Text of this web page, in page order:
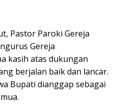
Pastor Paroki Gereja
Gereja
kasih atas dukungan
berjalan baik dan lancar.
Bupati dianggap sebagai